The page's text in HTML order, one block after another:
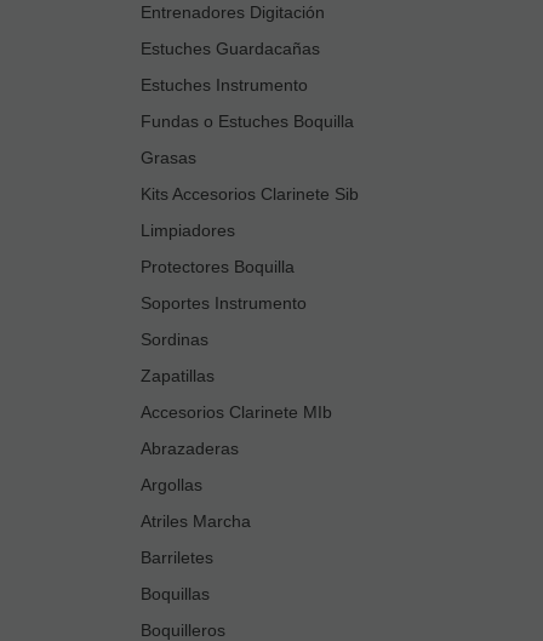
Entrenadores Digitación
Estuches Guardacañas
Estuches Instrumento
Fundas o Estuches Boquilla
Grasas
Kits Accesorios Clarinete Sib
Limpiadores
Protectores Boquilla
Soportes Instrumento
Sordinas
Zapatillas
Accesorios Clarinete MIb
Abrazaderas
Argollas
Atriles Marcha
Barriletes
Boquillas
Boquilleros